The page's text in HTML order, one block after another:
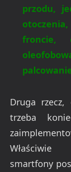
przodu,
froncie,
Druga
trzeba
smartfony